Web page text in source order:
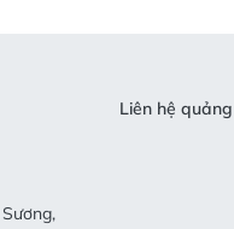
Liên hệ